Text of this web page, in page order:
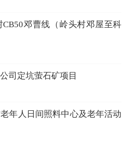
邓曹线（岭头村邓屋至科
司定坑萤石矿项目
年人日间照料中心及老年活动